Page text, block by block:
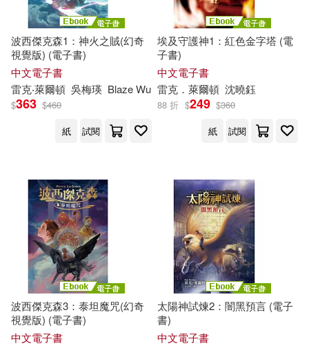
波西傑克森1：神火之賊(幻奇
視覺版) (電子書)
中文電子書
雷克‧萊爾頓 吳梅瑛 Blaze Wu
$363 $460
紙
試閱
埃及守護神1：紅色金字塔 (電
子書)
中文電子書
雷克 ．萊爾頓 沈曉鈺
88 折 $249 $360
紙
試閱
波西傑克森3：泰坦魔咒(幻奇
視覺版) (電子書)
中文電子書
太陽神試煉2：闇黑預言 (電子
書)
中文電子書